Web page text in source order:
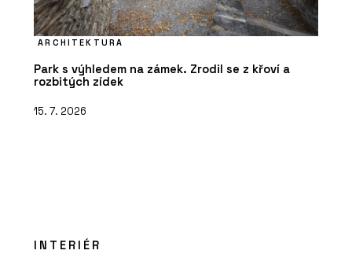
ARCHITEKTURA
Park s výhledem na zámek. Zrodil se z křoví a
rozbitých zídek
15. 7. 2026
INTERIÉR